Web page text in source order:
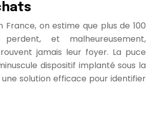
France, on estime que plus de 100
et malheureusement,
jamais leur foyer. La puce
dispositif implanté sous la
solution efficace pour identifier